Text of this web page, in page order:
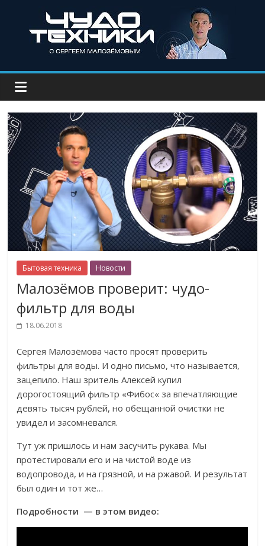
Бытовая техника Новости
Малозёмов проверит: чудо-
фильтр для воды
18.06.2018
Сергея Малозёмова часто просят проверить
фильтры для воды. И одно письмо, что называется,
зацепило. Наш зритель Алексей купил
дорогостоящий фильтр «Фибос« за впечатляющие
девять тысяч рублей, но обещанной очистки не
увидел и засомневался.
Тут уж пришлось и нам засучить рукава. Мы
протестировали его и на чистой воде из
водопровода, и на грязной, и на ржавой. И результат
был один и тот же…
Подробности — в этом видео: